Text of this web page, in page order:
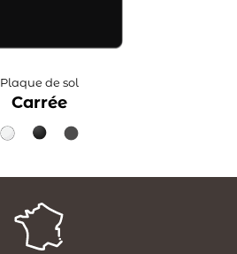
Plaque de sol
Carrée